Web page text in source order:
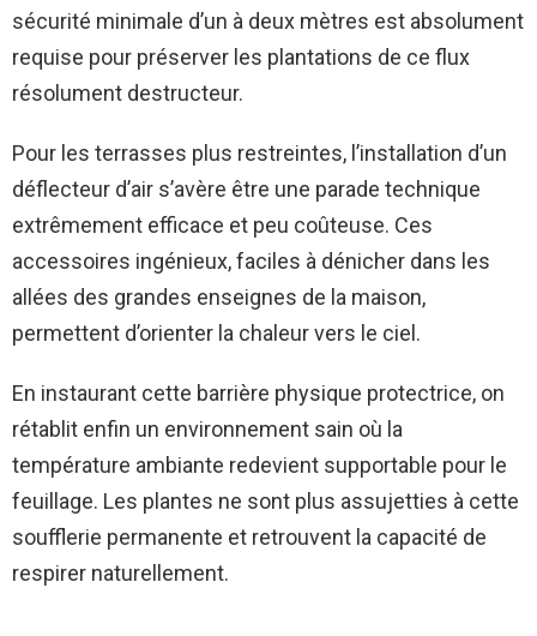
sécurité minimale d’un à deux mètres est absolument
requise pour préserver les plantations de ce flux
résolument destructeur.
Pour les terrasses plus restreintes, l’installation d’un
déflecteur d’air s’avère être une parade technique
extrêmement efficace et peu coûteuse. Ces
accessoires ingénieux, faciles à dénicher dans les
allées des grandes enseignes de la maison,
permettent d’orienter la chaleur vers le ciel.
En instaurant cette barrière physique protectrice, on
rétablit enfin un environnement sain où la
température ambiante redevient supportable pour le
feuillage. Les plantes ne sont plus assujetties à cette
soufflerie permanente et retrouvent la capacité de
respirer naturellement.